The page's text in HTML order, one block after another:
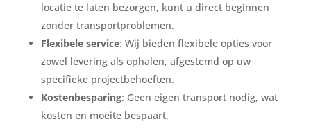
locatie te laten bezorgen, kunt u direct beginnen
zonder transportproblemen.
Flexibele service: Wij bieden flexibele opties voor
zowel levering als ophalen, afgestemd op uw
specifieke projectbehoeften.
Kostenbesparing: Geen eigen transport nodig, wat
kosten en moeite bespaart.